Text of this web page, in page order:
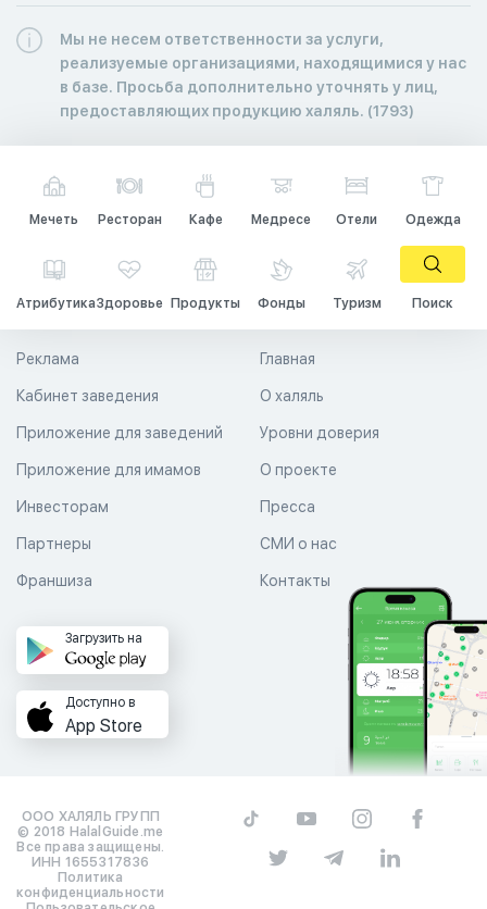
Мы не несем ответственности за услуги,
реализуемые организациями, находящимися у нас
в базе. Просьба дополнительно уточнять у лиц,
предоставляющих продукцию халяль. (1793)
Мечеть Ресторан Кафе Медресе Отели Одежда
АтрибутикаЗдоровье Продукты Фонды Туризм Поиск
Главная
О халяль
Уровни доверия
Реклама
Кабинет заведения
Приложение для заведений
Приложение для имамов О проекте
Пресса
СМИ о нас
Контакты
Инвесторам
Партнеры
Франшиза
Загрузить на
Доступно в
App Store
ООО ХАЛЯЛЬ ГРУПП
© 2018 HalalGuide.me
Все права защищены.
ИНН 1655317836
Политика
конфиденциальности